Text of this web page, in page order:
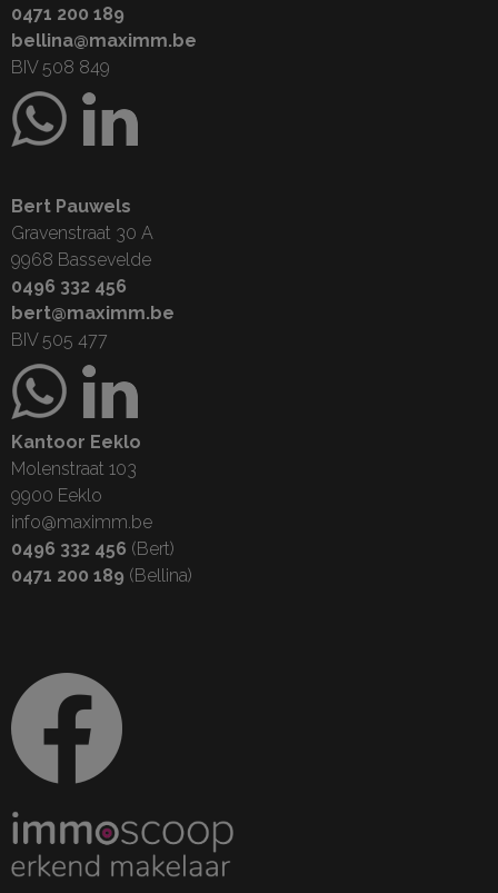
0471 200 189
bellina@maximm.be
BIV 508 849
Bert Pauwels
Gravenstraat 30 A
9968 Bassevelde
0496 332 456
bert@maximm.be
BIV 505 477
Kantoor Eeklo
Molenstraat 103
9900 Eeklo
info@maximm.be
0496 332 456 (Bert)
0471 200 189 (Bellina)